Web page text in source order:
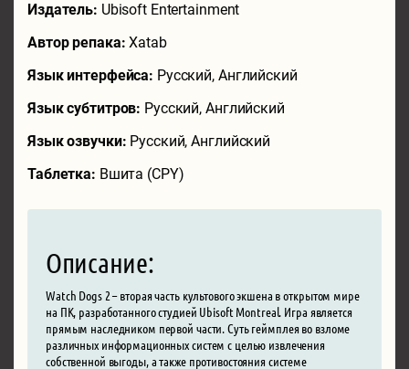
Издатель: Ubisoft Entertainment
Автор репака:Xatab
Язык интерфейса: Русский, Английский
Язык субтитров: Русский, Английский
Язык озвучки: Русский, Английский
Таблетка: Вшита (CPY)
Описание:
Watch Dogs 2 – вторая часть культового экшена в открытом мире
на ПК, разработанного студией Ubisoft Montreal. Игра является
прямым наследником первой части. Суть геймплея во взломе
различных информационных систем с целью извлечения
собственной выгоды, а также противостояния системе